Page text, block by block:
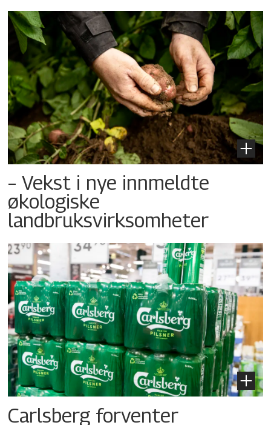
– Vekst i nye innmeldte
økologiske
landbruksvirksomheter
Carlsberg forventer